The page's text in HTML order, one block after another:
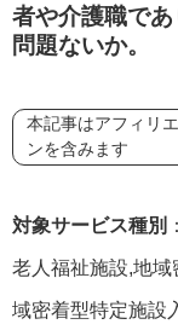
者や介護職で
問題ないか。
本記事はアフィリ
ンを含みます
対象サービス種別
老人福祉施設,地
域密着型特定施設